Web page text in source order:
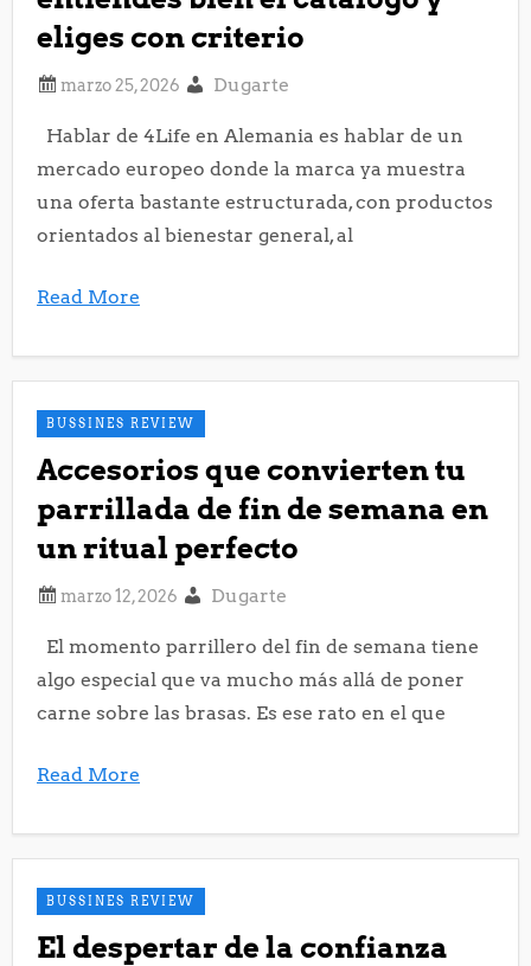
eliges con criterio
Dugarte
Hablar de 4Life en Alemania es hablar de un
mercado europeo donde la marca ya muestra
una oferta bastante estructurada, con productos
orientados al bienestar general, al
Read More
BUSSINES REVIEW
Accesorios que convierten tu
parrillada de fin de semana en
un ritual perfecto
Dugarte
El momento parrillero del fin de semana tiene
algo especial que va mucho más allá de poner
carne sobre las brasas. Es ese rato en el que
Read More
BUSSINES REVIEW
El despertar de la confianza